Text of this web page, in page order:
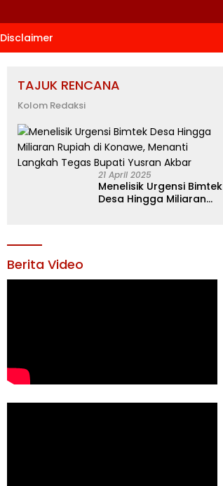
Disclaimer
TAJUK RENCANA
Kolom Redaksi
21 April 2025
Menelisik Urgensi Bimtek
Desa Hingga Miliaran
Berita Video